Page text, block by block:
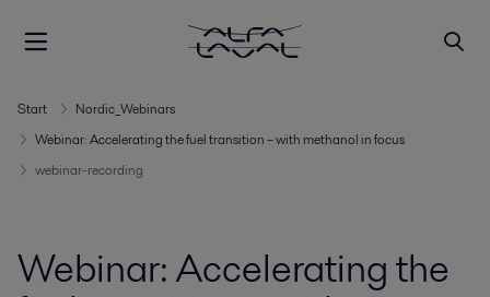
Start
Nordic_Webinars
Webinar: Accelerating the fuel transition – with methanol in focus
webinar-recording
Webinar: Accelerating the